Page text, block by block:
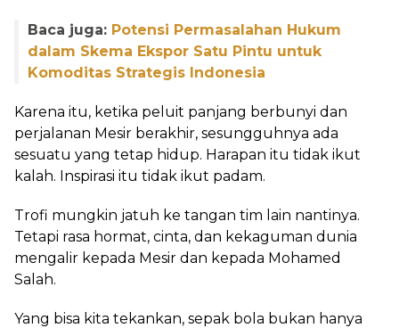
Baca juga: Potensi Permasalahan Hukum
dalam Skema Ekspor Satu Pintu untuk
Komoditas Strategis Indonesia
Karena itu, ketika peluit panjang berbunyi dan
perjalanan Mesir berakhir, sesungguhnya ada
sesuatu yang tetap hidup. Harapan itu tidak ikut
kalah. Inspirasi itu tidak ikut padam.
Trofi mungkin jatuh ke tangan tim lain nantinya.
Tetapi rasa hormat, cinta, dan kekaguman dunia
mengalir kepada Mesir dan kepada Mohamed
Salah.
Yang bisa kita tekankan, sepak bola bukan hanya